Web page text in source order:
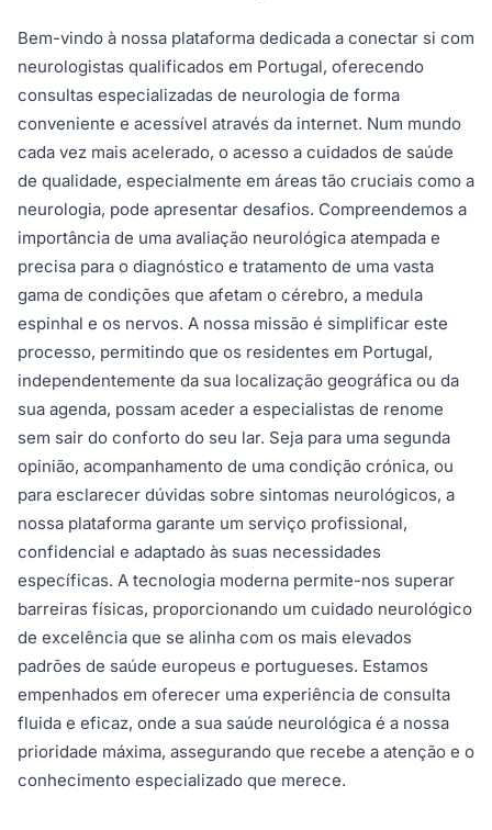
Bem-vindo à nossa plataforma dedicada a conectar si com
neurologistas qualificados em Portugal, oferecendo
consultas especializadas de neurologia de forma
conveniente e acessível através da internet. Num mundo
cada vez mais acelerado, o acesso a cuidados de saúde
de qualidade, especialmente em áreas tão cruciais como a
neurologia, pode apresentar desafios. Compreendemos a
importância de uma avaliação neurológica atempada e
precisa para o diagnóstico e tratamento de uma vasta
gama de condições que afetam o cérebro, a medula
espinhal e os nervos. A nossa missão é simplificar este
processo, permitindo que os residentes em Portugal,
independentemente da sua localização geográfica ou da
sua agenda, possam aceder a especialistas de renome
sem sair do conforto do seu lar. Seja para uma segunda
opinião, acompanhamento de uma condição crónica, ou
para esclarecer dúvidas sobre sintomas neurológicos, a
nossa plataforma garante um serviço profissional,
confidencial e adaptado às suas necessidades
específicas. A tecnologia moderna permite-nos superar
barreiras físicas, proporcionando um cuidado neurológico
de excelência que se alinha com os mais elevados
padrões de saúde europeus e portugueses. Estamos
empenhados em oferecer uma experiência de consulta
fluida e eficaz, onde a sua saúde neurológica é a nossa
prioridade máxima, assegurando que recebe a atenção e o
conhecimento especializado que merece.